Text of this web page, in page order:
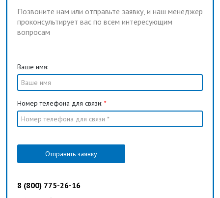
Позвоните нам или отправьте заявку, и наш менеджер
проконсультирует вас по всем интересующим
вопросам
Ваше имя:
Номер телефона для связи: *
Отправить заявку
8 (800) 775-26-16